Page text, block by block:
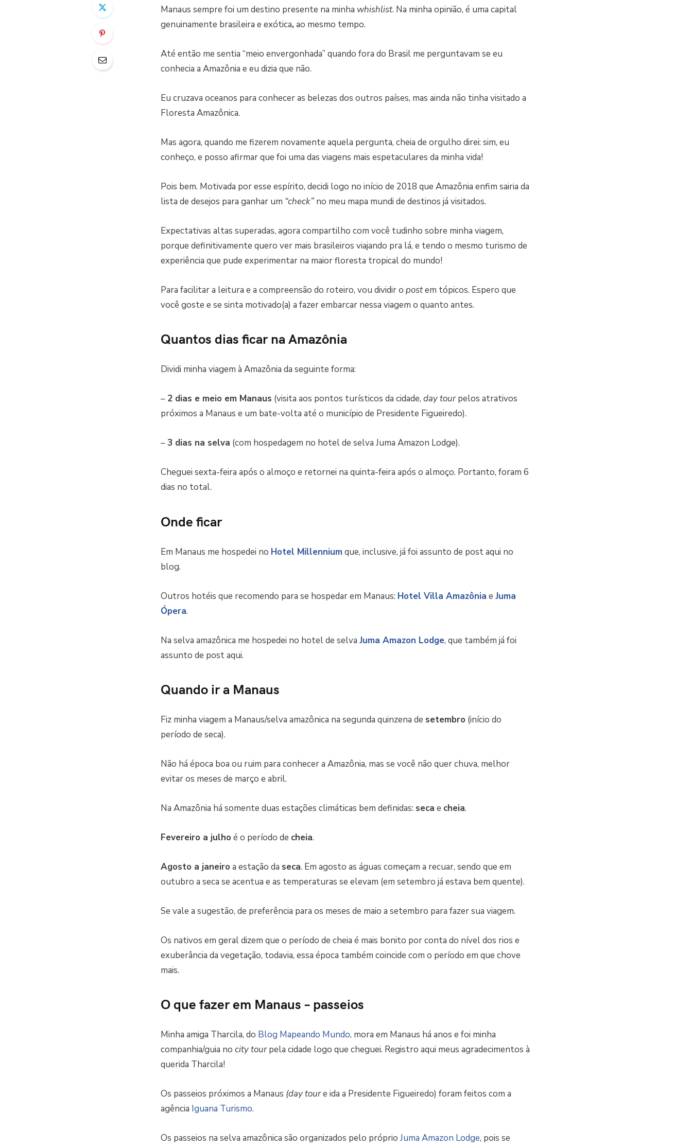
Manaus sempre foi um destino presente na minha whishlist. Na minha opinião, é uma capital
genuinamente brasileira e exótica,ao mesmo tempo.
Até então me sentia “meio envergonhada” quando fora do Brasil me perguntavam se eu
conhecia a Amazônia e eu dizia que não.
Eu cruzava oceanos para conhecer as belezas dos outros países, mas ainda não tinha visitado a
Floresta Amazônica.
Mas agora, quando me fizerem novamente aquela pergunta, cheia de orgulho direi: sim, eu
conheço, e posso afirmar que foi uma das viagens mais espetaculares da minha vida!
Pois bem. Motivada por esse espírito, decidi logo no início de 2018 que Amazônia enfim sairia da
lista de desejos para ganhar um “check” no meu mapa mundi de destinos já visitados.
Expectativas altas superadas, agora compartilho com você tudinho sobre minha viagem,
porque definitivamente quero ver mais brasileiros viajando pra lá, e tendo o mesmo turismo de
experiência que pude experimentar na maior floresta tropical do mundo!
Para facilitar a leitura e a compreensão do roteiro, vou dividir o postem tópicos. Espero que
você goste e se sinta motivado(a) a fazer embarcar nessa viagem o quanto antes.
Quantos dias ficar na Amazônia
Dividi minha viagem à Amazônia da seguinte forma:
– 2 dias e meio em Manaus (visita aos pontos turísticos da cidade, day tourpelos atrativos
próximos a Manaus e um bate-volta até o município de Presidente Figueiredo).
– 3 dias na selva (com hospedagem no hotel de selva Juma Amazon Lodge).
Cheguei sexta-feira após o almoço e retornei na quinta-feira após o almoço. Portanto, foram 6
dias no total.
Onde ficar
Em Manaus me hospedei no Hotel Millenniumque, inclusive, já foi assunto de post aqui no
blog.
Outros hotéis que recomendo para se hospedar em Manaus: Hotel Villa Amazônia e Juma
Ópera.
Na selva amazônica me hospedei no hotel de selva Juma Amazon Lodge, que também já foi
assunto de post aqui.
Quando ir a Manaus
Fiz minha viagem a Manaus/selva amazônica na segunda quinzena de setembro (início do
período de seca).
Não há época boa ou ruim para conhecer a Amazônia, mas se você não quer chuva, melhor
evitar os meses de março e abril.
Na Amazônia há somente duas estações climáticas bem definidas: seca e cheia.
Fevereiro a julho é o período de cheia.
Agosto a janeiro a estação da seca. Em agosto as águas começam a recuar, sendo que em
outubro a seca se acentua e as temperaturas se elevam (em setembro já estava bem quente).
Se vale a sugestão, de preferência para os meses de maio a setembro para fazer sua viagem.
Os nativos em geral dizem que o período de cheia é mais bonito por conta do nível dos rios e
exuberância da vegetação, todavia, essa época também coincide com o período em que chove
mais.
O que fazer em Manaus – passeios
Minha amiga Tharcila, do Blog Mapeando Mundo, mora em Manaus há anos e foi minha
companhia/guia no city tourpela cidade logo que cheguei. Registro aqui meus agradecimentos à
querida Tharcila!
Os passeios próximos a Manaus (day toure ida a Presidente Figueiredo) foram feitos com a
agência Iguana Turismo.
Os passeios na selva amazônica são organizados pelo próprio Juma Amazon Lodge, pois se